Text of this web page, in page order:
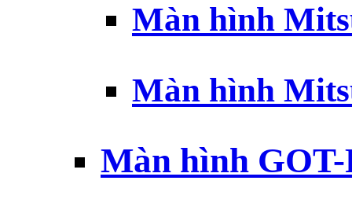
Màn hình
Màn hình
Màn hình GOT-